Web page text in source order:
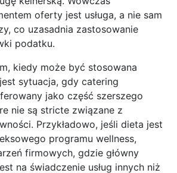
oferty jest usługa, a nie sam
co uzasadnia zastosowanie
podatku.
kiedy może być stosowana
sytuacja, gdy catering
jako część szerszego
nie są stricte związane z
Przykładowo, jeśli dieta jest
programu wellness,
firmowych, gdzie główny
na świadczenie usług innych niż